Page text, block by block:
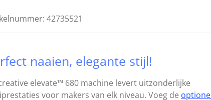
42735521
naaien, elegante stijl!
elevate™ 680 machine levert uitzonderlijke
voor makers van elk niveau. Voeg de